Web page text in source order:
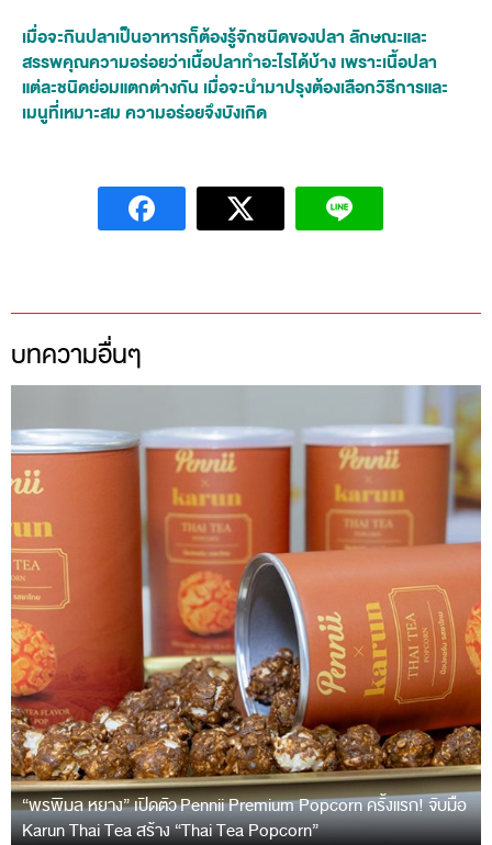
เมื่อจะกินปลาเป็นอาหารก็ต้องรู้จักชนิดของปลา ลักษณะและ
สรรพคุณความอร่อยว่าเนื้อปลาทำอะไรได้บ้าง เพราะเนื้อปลา
แต่ละชนิดย่อมแตกต่างกัน เมื่อจะนำมาปรุงต้องเลือกวิธีการและ
เมนูที่เหมาะสม ความอร่อยจึงบังเกิด
บทความอื่นๆ
“พรพิมล หยาง” เปิดตัว Pennii Premium Popcorn ครั้งแรก! จับมือ
Karun Thai Tea สร้าง “Thai Tea Popcorn”